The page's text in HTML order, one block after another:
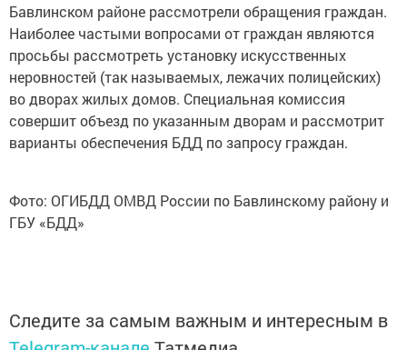
Бавлинском районе рассмотрели обращения граждан.
Наиболее частыми вопросами от граждан являются
просьбы рассмотреть установку искусственных
неровностей (так называемых, лежачих полицейских)
во дворах жилых домов. Специальная комиссия
совершит объезд по указанным дворам и рассмотрит
варианты обеспечения БДД по запросу граждан.
Фото: ОГИБДД ОМВД России по Бавлинскому району и
ГБУ «БДД»
Следите за самым важным и интересным в